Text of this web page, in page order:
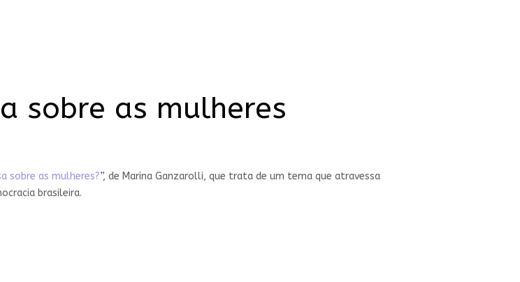
sobre as mulheres
sobre as mulheres?”, de Marina Ganzarolli, que trata de um tema que atravessa
brasileira.